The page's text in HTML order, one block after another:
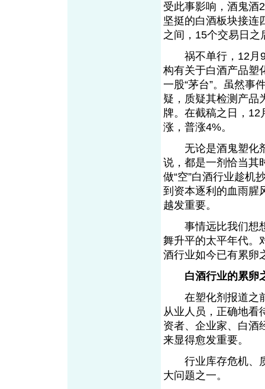
受此事影响，酒鬼酒
坚挺的白酒板块接连
之间，15个交易日之
祸不单行，12月9
构有关于白酒产品塑
一股“茅台”。虽然事
疑，质疑其检测产品
牌。在截稿之日，12
涨，普涨4%。
无论是酒鬼塑化剂
说，都是一剂恰当其
做“空”白酒行业趁机
到资本逐利的血雨腥
越发重要。
事情远比我们想想
舞升平的太平年代。
酒行业如今已有
白酒行业的累卵
在塑化剂报道之前
从业人员，正确地看
资者、企业家、白酒
来显得愈发重要。
行业库存危机、质
大问题之一。